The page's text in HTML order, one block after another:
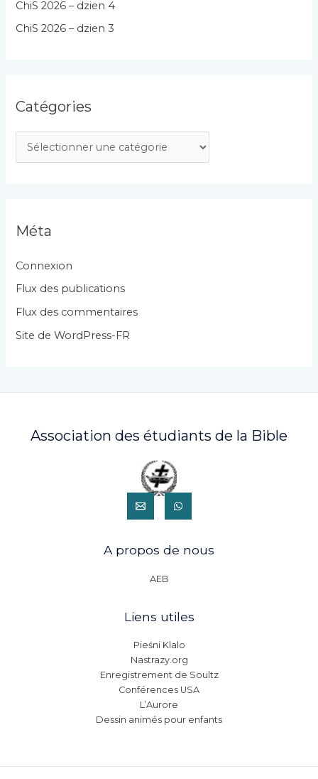
ChiS 2026 – dzien 4
ChiS 2026 – dzien 3
Catégories
a
g
r
i
e
Méta
Connexion
Flux des publications
Flux des commentaires
Site de WordPress-FR
Association des étudiants de la Bible
A propos de nous
AEB
Liens utiles
Pieśni Klalo
Nastrazy.org
Enregistrement de Soultz
Conférences USA
L’Aurore
Dessin animés pour enfants